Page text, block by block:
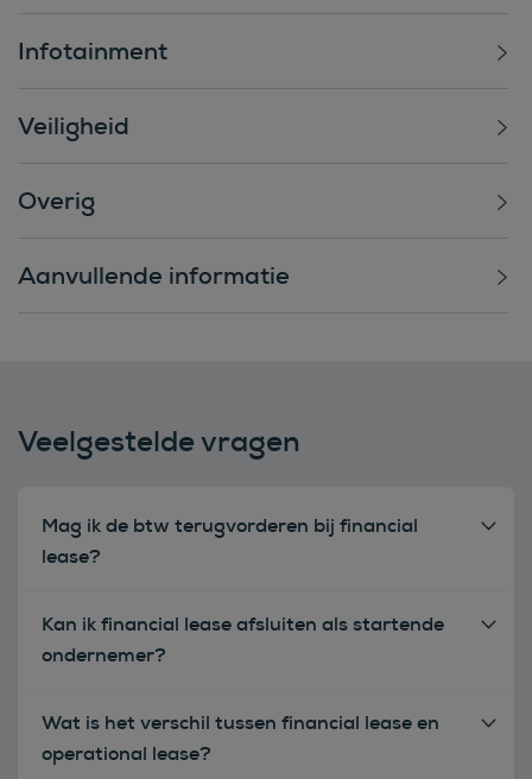
Infotainment
Veiligheid
Overig
Aanvullende informatie
Veelgestelde vragen
Mag ik de btw terugvorderen bij financial
lease?
Kan ik financial lease afsluiten als startende
ondernemer?
Wat is het verschil tussen financial lease en
operational lease?